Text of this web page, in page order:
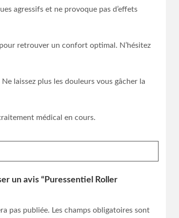
agressifs et ne provoque pas d’effets
retrouver un confort optimal. N’hésitez
laissez plus les douleurs vous gâcher la
médical en cours.
un avis “Puressentiel Roller
pas publiée. Les champs obligatoires sont